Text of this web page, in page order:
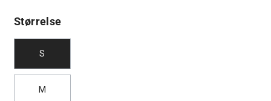
Størrelse
S
M